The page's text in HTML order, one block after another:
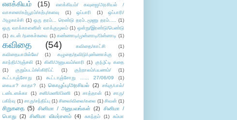
எளக்கியம் (15)
எளக்கியம்/ கவுஜை/அரசியல் /
வாசனை/கற்பூரம்/கற்பு/களவு
(1) ஒப்பாரி (1)
ஒப்பாரி/
அழுகாச்சி (1) ஒரு தரம்... ரெண்டு தரம்..மூணு தரம்..... (1)
ஒரு வாக்காளனின் வாக்குமூலம் (1) ஒன்று/இரண்டு/பெண்டு
(1) கடன் /நகைச்சுவை (1) கண்ணாடி/முன்னாடி/பின்னாடி (1)
கவிதை (54) கவிதை/காட்சி
(1)
கவிதையாமில்லே/
(1) கழுதை/தவிடு/புண்ணாக்கு
(1)
காந்தி/அஞ்சலி (1) கிளி/அனுபவம்/லாரி (1) கு(பு)ட்டி கதை
(1)
குறும்படம்/ஸ்கிரிப்ட் (1) குற்றாலம்/பயணம்/
(1)
கூட்டாஞ்சோறு
(1) கூட்டாஞ்சோறு ...... 27/06/09
(1)
கையா? காதா?
(1) கொழுப்பு/அரசியல் (2)
சங்கு/பால்/
டண்டனக்கா
(1) சனி/மணி/பிணி (1) சாத்தான் (1) சாரு/
பகிர்வு (1) சாரு/சந்திப்பு (1) சிலை/விலை/கலை (1) சிவன் (1)
சிறுகதை (5) சினிமா / அனுபவங்கள் (2)
சினிமா /
பொது (2) சினிமா விமர்சனம் (4) சுகந்தம் (1)
சும்மா